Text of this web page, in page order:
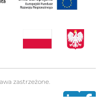
zastrzeżone.